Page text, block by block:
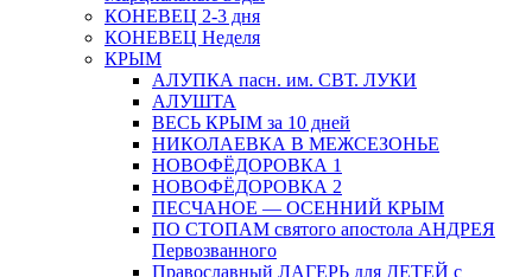
КОНЕВЕЦ 2-3 дня
КОНЕВЕЦ Неделя
КРЫМ
АЛУПКА пасн. им. СВТ. ЛУКИ
АЛУШТА
ВЕСЬ КРЫМ за 10 дней
НИКОЛАЕВКА В МЕЖСЕЗОНЬЕ
НОВОФЁДОРОВКА 1
НОВОФЁДОРОВКА 2
ПЕСЧАНОЕ — ОСЕННИЙ КРЫМ
ПО СТОПАМ святого апостола АНДРЕЯ
Первозванного
Православный ЛАГЕРЬ для ДЕТЕЙ с